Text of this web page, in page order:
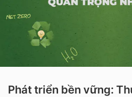
Phát triển bền vững: